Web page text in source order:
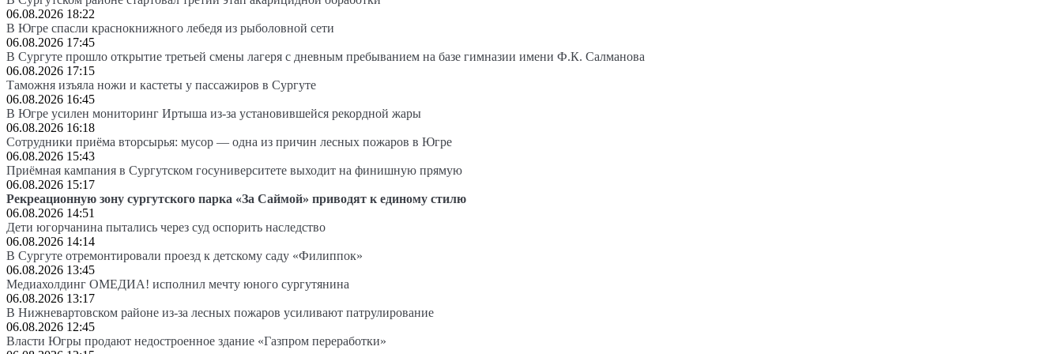
06.08.2026 18:22
В Югре спасли краснокнижного лебедя из рыболовной сети
06.08.2026 17:45
В Сургуте прошло открытие третьей смены лагеря с дневным пребыванием на базе гимназии имени Ф.К. Салманова
06.08.2026 17:15
Таможня изъяла ножи и кастеты у пассажиров в Сургуте
06.08.2026 16:45
В Югре усилен мониторинг Иртыша из-за установившейся рекордной жары
06.08.2026 16:18
Сотрудники приёма вторсырья: мусор — одна из причин лесных пожаров в Югре
06.08.2026 15:43
Приёмная кампания в Сургутском госуниверситете выходит на финишную прямую
06.08.2026 15:17
Рекреационную зону сургутского парка «За Саймой» приводят к единому стилю
06.08.2026 14:51
Дети югорчанина пытались через суд оспорить наследство
06.08.2026 14:14
В Сургуте отремонтировали проезд к детскому саду «Филиппок»
06.08.2026 13:45
Медиахолдинг ОМЕДИА! исполнил мечту юного сургутянина
06.08.2026 13:17
В Нижневартовском районе из-за лесных пожаров усиливают патрулирование
06.08.2026 12:45
Власти Югры продают недостроенное здание «Газпром переработки»